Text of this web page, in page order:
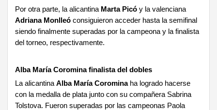
Por otra parte, la alicantina Marta Picó y la valenciana
Adriana Monlleó consiguieron acceder hasta la semifinal
siendo finalmente superadas por la campeona y la finalista
del torneo, respectivamente.
Alba María Coromina finalista del dobles
La alicantina Alba María Corominaha logrado hacerse
con la medalla de plata junto con su compañera Sabrina
Tolstova. Fueron superadas por las campeonas Paola